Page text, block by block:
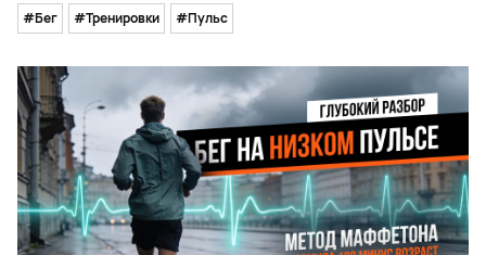
#Бег #Тренировки #Пульс